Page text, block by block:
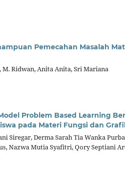
Pemecahan Masalah
M. Ridwan, Anita Anita, Sri Mariana
Problem Based Learning
pada Materi Fungsi dan
Siregar, Derma Sarah Tia Wanka
Nazwa Mutia Syafitri, Qory Septiani